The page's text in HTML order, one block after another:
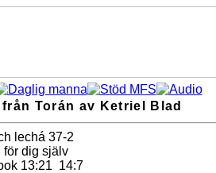
Torán av Ketriel Blad
lechá 37-2
för dig själv
13:21 ­ 14:7